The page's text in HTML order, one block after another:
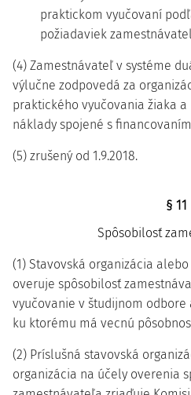
praktickom vyučovaní
požiadaviek
(4) Zamestnávateľ v systéme
výlučne zodpovedá za
praktického vyučovania žiaka
náklady spojené s
(5) zrušený od 1.9.2018.
§ 11
Spôsobilosť
(1) Stavovská organizácia
overuje spôsobilosť
vyučovanie v študijnom
ku ktorému má vecnú
(2) Príslušná stavovská
organizácia na účely overenia